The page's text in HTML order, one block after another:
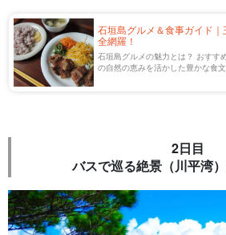
石垣島グルメ＆食事ガイド
全網羅！
石垣島グルメの魅力とは？ おすす
の自然の恵みを活かした豊かな食
2日目
バスで巡る絶景（川平湾